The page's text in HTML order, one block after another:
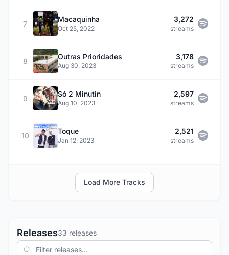
7
Macaquinha
Oct 25, 2022
3,272
streams
8
Outras Prioridades
Aug 30, 2023
3,178
streams
9
Só 2 Minutin
Aug 10, 2023
2,597
streams
10
Toque
Jan 12, 2023
2,521
streams
Load More Tracks
Releases33 releases